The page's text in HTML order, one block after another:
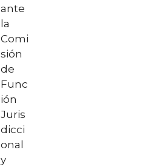
ante
la
Comi
sión
de
Func
ión
Juris
dicci
onal
y